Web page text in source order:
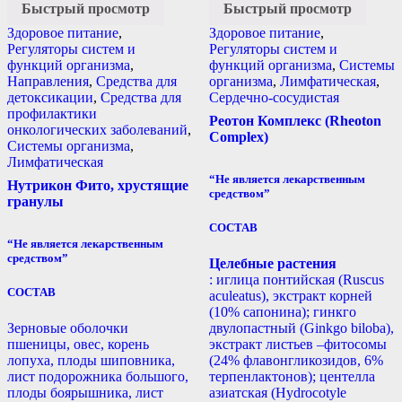
Быстрый просмотр
Здоровое питание,
Регуляторы систем и
функций организма,
Направления, Средства для
детоксикации, Средства для
профилактики
онкологических заболеваний,
Системы организма,
Лимфатическая
Нутрикон Фито, хрустящие
гранулы
“Не является лекарственным
средством”
СОСТАВ
Зерновые оболочки
пшеницы, овес, корень
лопуха, плоды шиповника,
лист подорожника большого,
плоды боярышника, лист
Быстрый просмотр
Здоровое питание,
Регуляторы систем и
функций организма, Системы
организма, Лимфатическая,
Сердечно-сосудистая
Реотон Комплекс (Rheoton
Complex)
“Не является лекарственным
средством”
СОСТАВ
Целебные растения
: иглица понтийская (Ruscus
aculeatus), экстракт корней
(10% сапонина); гинкго
двулопастный (Ginkgo biloba),
экстракт листьев –фитосомы
(24% флавонгликозидов, 6%
терпенлактонов); центелла
азиатская (Hydrocotyle